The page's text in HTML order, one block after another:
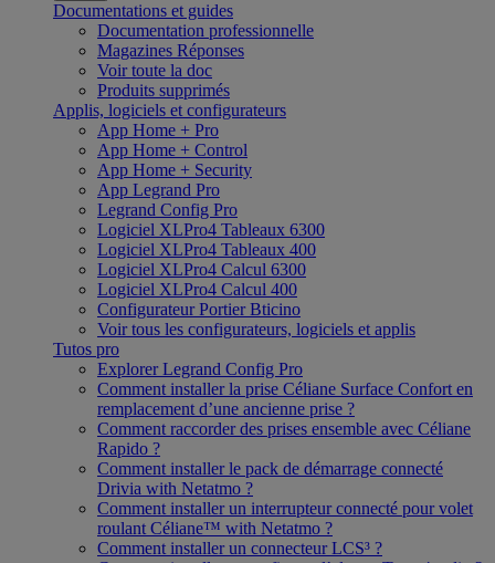
Documentations et guides
Documentation professionnelle
Magazines Réponses
Voir toute la doc
Produits supprimés
Applis, logiciels et configurateurs
App Home + Pro
App Home + Control
App Home + Security
App Legrand Pro
Legrand Config Pro
Logiciel XLPro4 Tableaux 6300
Logiciel XLPro4 Tableaux 400
Logiciel XLPro4 Calcul 6300
Logiciel XLPro4 Calcul 400
Configurateur Portier Bticino
Voir tous les configurateurs, logiciels et applis
Tutos pro
Explorer Legrand Config Pro
Comment installer la prise Céliane Surface Confort en
remplacement d’une ancienne prise ?
Comment raccorder des prises ensemble avec Céliane
Rapido ?
Comment installer le pack de démarrage connecté
Drivia with Netatmo ?
Comment installer un interrupteur connecté pour volet
roulant Céliane™ with Netatmo ?
Comment installer un connecteur LCS³ ?